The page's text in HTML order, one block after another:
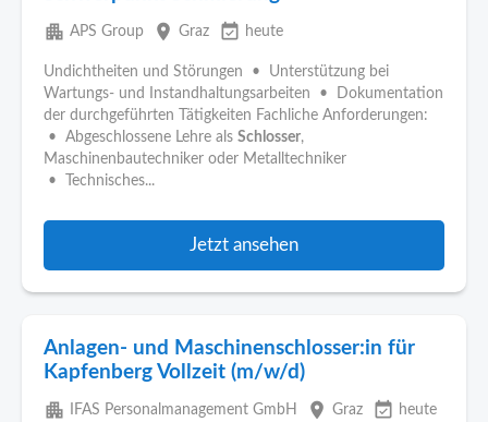
apartment APS Group place Graz event_available heute
Undichtheiten und Störungen • Unterstützung bei
Wartungs- und Instandhaltungsarbeiten • Dokumentation
der durchgeführten Tätigkeiten Fachliche Anforderungen:
• Abgeschlossene Lehre als Schlosser,
Maschinenbautechniker oder Metalltechniker
• Technisches...
Jetzt ansehen
Anlagen- und Maschinenschlosser:in für
Kapfenberg Vollzeit (m/w/d)
apartment IFAS Personalmanagement GmbH place Graz event_available heute